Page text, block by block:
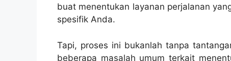
buat menentukan layanan perjalanan
spesifik Anda.
Tapi, proses ini bukanlah tanpa
beberapa masalah umum terkait